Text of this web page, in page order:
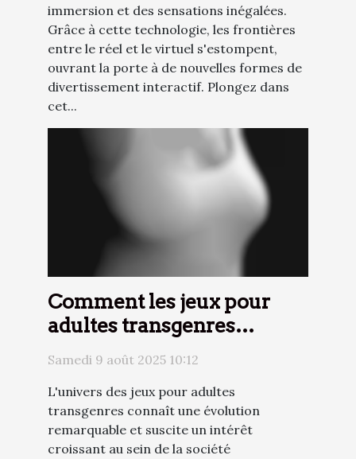
immersion et des sensations inégalées.
Grâce à cette technologie, les frontières
entre le réel et le virtuel s'estompent,
ouvrant la porte à de nouvelles formes de
divertissement interactif. Plongez dans
cet...
Comment les jeux pour
adultes transgenres
influencent-ils les
Samedi 9 août 2025 10:12
L'univers des jeux pour adultes
transgenres connaît une évolution
remarquable et suscite un intérêt
croissant au sein de la société